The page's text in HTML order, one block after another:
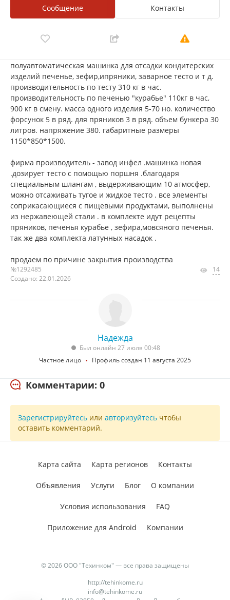
Сообщение Контакты
полуавтоматическая машинка для отсадки кондитерских
изделий печенье, зефир,ипряники, заварное тесто и т д.
производительность по тесту 310 кг в час.
производительность по печенью "курабье" 110кг в час,
900 кг в смену. масса одного изделия 5-70 но. количество
форсунок 5 в ряд. для пряников 3 в ряд. объем бункера 30
литров. напряжение 380. габаритные размеры
1150*850*1500.
фирма производитель - завод инфел .машинка новая
.дозирует тесто с помощью поршня .благодаря
специальным шлангам , выдерживающим 10 атмосфер,
можно отсаживать тугое и жидкое тесто . все элементы
соприкасающиеся с пищевыми продуктами, выполнены
из нержавеющей стали . в комплекте идут рецепты
пряников, печенья курабье , зефира,мовсяного печенья.
так же два комплекта латунных насадок .
продаем по причине закрытия производства
№1292485
Создано: 22.01.2026
14
Надежда
Был онлайн 27 июля 00:48
Частное лицо
Профиль создан 11 августа 2025
Комментарии: 0
Зарегистрируйтесь или авторизуйтесь чтобы
оставить комментарий.
© 2026 ООО "Техинком" — все права защищены
http://tehinkome.ru
info@tehinkome.ru
Карта сайта Карта регионов Контакты
Объявления Услуги Блог О компании
Условия использования FAQ
Приложение для Android Компании